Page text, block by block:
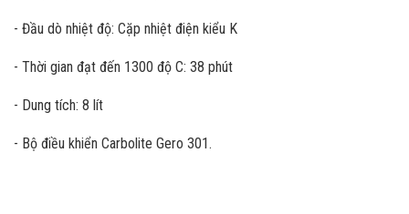
- Đầu dò nhiệt độ: Cặp nhiệt điện kiểu K
- Thời gian đạt đến 1300 độ C: 38 phút
- Dung tích: 8 lít
- Bộ điều khiển Carbolite Gero 301.